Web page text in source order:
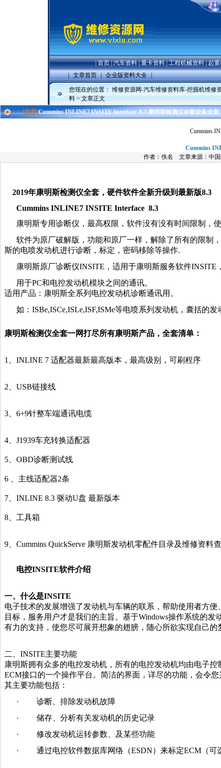
|首页|汽车资料|重卡资料|工程机械资料|起
| 文章首页 | 企业版资料大全 |
您现在的位置： 维修资源网-汽车维修资料库-挖掘机维修
料 > 文章正文
[组图]Cummins INLINE7 INSITE Interface 8.3 康明斯检测仪诊断设备全套
Cummins
Cummins
作者：佚名 文章来源：中
2019年康明斯检测仪全套，硬件软件全新升级到最新版8.3
Cummins INLINE7 INSITE Interface 8.3
康明斯专用诊断仪，最高权限，软件没有没有时间限制，
软件为原厂破解版，功能和原厂一样，解除了所有的限制
斯的电喷发动机进行诊断，标定，密码移除等操作.
康明斯原厂诊断仪INSITE， 适用于康明斯服务软件INSITE
用于PC和电控发动机模块之间的通讯。
适用产品：康明斯全系列电控发动机诊断通讯用。
如： ISBe,ISCe,ISLe,ISF,ISMe等电喷系列发动机，囊括的
康明斯检测仪全套一网打尽所有康明斯产品，全套清单：
1、INLINE 7 适配器最新最高版本，最高级别，可刷程序
2、 USB链接线
3、6+9针整车端通讯电缆
4、J1939车充转换适配器
5、OBD诊断测试线
6 、主线适配器2条
7、INLINE 8.3 驱动U盘 最新版本
8、 工具箱
9、Cummins QuickServe 康明斯发动机零配件目录及维修资料
电控INSITE软件介绍
一、什么是INSITE
电子技术的发展增强了发动机与车辆的联系，帮助使用者方
目标，服务用户才是我们的主旨。基于Windows操作系统的
有力的支持，使您尽可展开想象的翅膀，随心所欲实现自己的
二、INSITE主要功能
康明斯拥有众多的电控发动机，所有的电控发动机均由电子控
ECM接口的一个操作平台。简洁的界面，详尽的功能，会令
其主要功能包括：
·
诊断、排除发动机故障
·
储存、分析有关发动机的历史记录
·
修改发动机运转参数、及某些功能
·
通过电控软件数据库网络（ESDN）来标定ECM（可